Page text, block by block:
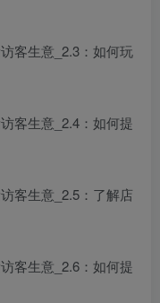
客生意_2.3：如何玩
客生意_2.4：如何提
客生意_2.5：了解店
客生意_2.6：如何提